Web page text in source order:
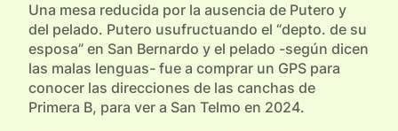
Una mesa reducida por la ausencia de Putero y
del pelado. Putero usufructuando el “depto. de su
esposa” en San Bernardo y el pelado -según dicen
las malas lenguas- fue a comprar un GPS para
conocer las direcciones de las canchas de
Primera B, para ver a San Telmo en 2024.